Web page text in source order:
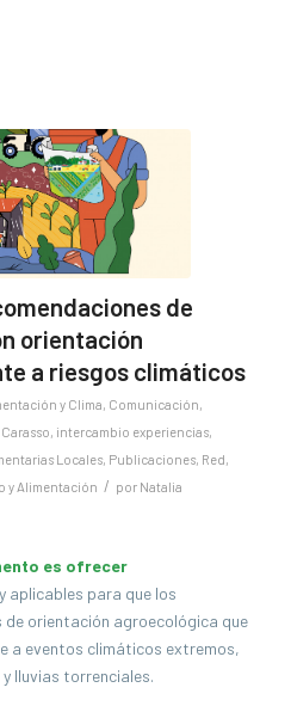
de
orientación
a riesgos climáticos
y Clima, Comunicación,
, intercambio experiencias,
Locales, Publicaciones, Red,
y Alimentación / por Natalia
es ofrecer
y aplicables para que los
de orientación agroecológica que
a eventos climáticos extremos,
lluvias torrenciales.